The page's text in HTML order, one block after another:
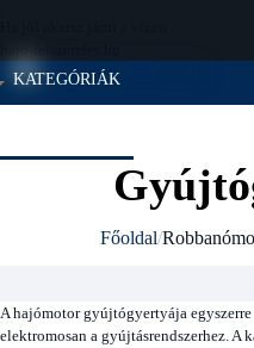
KATEGÓRIÁK
Főoldal
A hajómotor gyújtógyertyája
elektromosan a gyújtásrendszerhez.